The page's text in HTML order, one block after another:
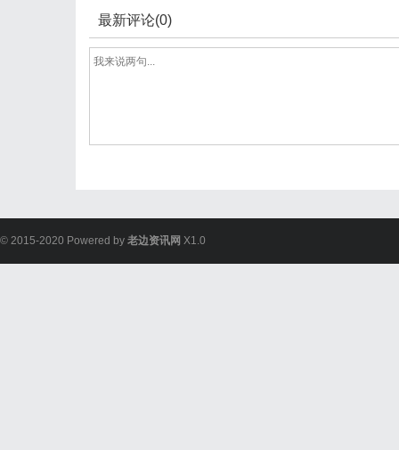
最新评论(0)
© 2015-2020 Powered by 老边资讯网 X1.0